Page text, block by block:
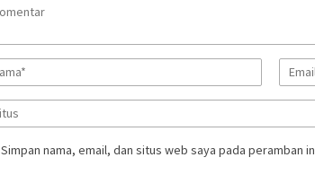
Simpan nama, email, dan situs web saya pada peramban